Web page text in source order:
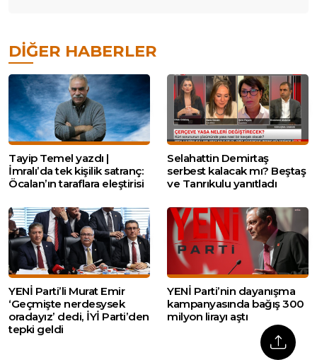
DIĞER HABERLER
Tayip Temel yazdı |
İmralı’da tek kişilik satranç:
Öcalan’ın taraflara eleştirisi
Selahattin Demirtaş
serbest kalacak mı? Beştaş
ve Tanrıkulu yanıtladı
YENİ Parti’li Murat Emir
‘Geçmişte nerdesysek
oradayız’ dedi, İYİ Parti’den
tepki geldi
YENİ Parti’nin dayanışma
kampanyasında bağış 300
milyon lirayı aştı